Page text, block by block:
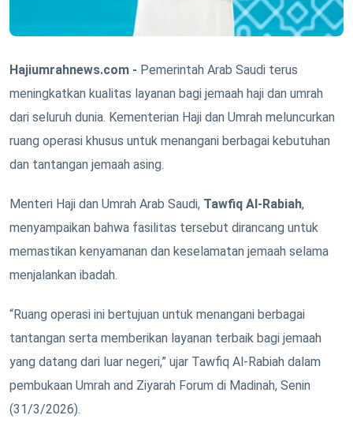
Hajiumrahnews.com - Pemerintah Arab Saudi terus
meningkatkan kualitas layanan bagi jemaah haji dan umrah
dari seluruh dunia. Kementerian Haji dan Umrah meluncurkan
ruang operasi khusus untuk menangani berbagai kebutuhan
dan tantangan jemaah asing.
Menteri Haji dan Umrah Arab Saudi, Tawfiq Al-Rabiah,
menyampaikan bahwa fasilitas tersebut dirancang untuk
memastikan kenyamanan dan keselamatan jemaah selama
menjalankan ibadah.
“Ruang operasi ini bertujuan untuk menangani berbagai
tantangan serta memberikan layanan terbaik bagi jemaah
yang datang dari luar negeri,” ujar Tawfiq Al-Rabiah dalam
pembukaan Umrah and Ziyarah Forum di Madinah, Senin
(31/3/2026).